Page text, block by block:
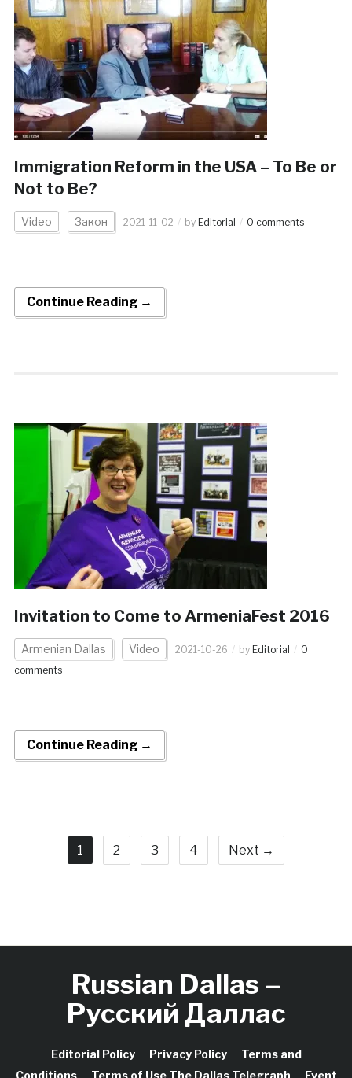
Immigration Reform in the USA – To Be or
Not to Be?
Video Закон 2021-11-02 by Editorial 0 comments
Continue Reading →
Invitation to Come to ArmeniaFest 2016
Armenian Dallas Video 2021-10-26 by Editorial
0
comments
Continue Reading →
1 2 3 4 Next →
Russian Dallas –
Русский Даллас
Editorial Policy Privacy Policy
Terms and